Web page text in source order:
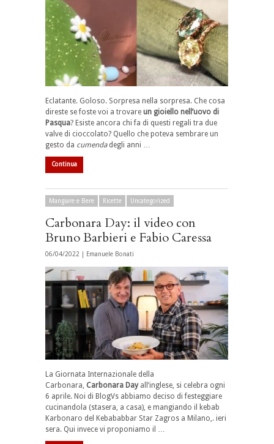
Eclatante. Goloso. Sorpresa nella sorpresa. Che cosa
direste se foste voi a trovare un gioiello nell’uovo di
Pasqua? Esiste ancora chi fa di questi regali tra due
valve di cioccolato? Quello che poteva sembrare un
gesto da cumendadegli anni …
Continua
Mangiare e Bere Ricette Uncategorized
Carbonara Day: il video con
Bruno Barbieri e Fabio Caressa
06/04/2022 | Emanuele Bonati
La Giornata Internazionale della
Carbonara, Carbonara Day all’inglese, si celebra ogni
6 aprile. Noi di BlogVs abbiamo deciso di festeggiare
cucinandola (stasera, a casa), e mangiando il kebab
Karbonaro del Kebababbar Star Zagros a Milano,. ieri
sera. Qui invece vi proponiamo il …